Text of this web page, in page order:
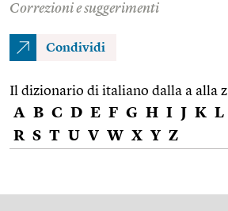
Correzioni e suggerimenti
Condividi
Il dizionario di italiano dalla a alla z
A B C D E F G H I J K L
R S T U V W X Y Z